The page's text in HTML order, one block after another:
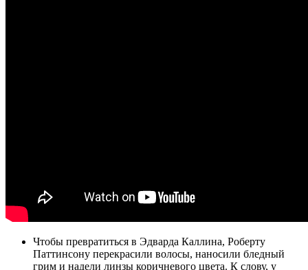
Чтобы превратиться в Эдварда Каллина, Роберту
Паттинсону перекрасили волосы, наносили бледный
грим и надели линзы коричневого цвета. К слову, у